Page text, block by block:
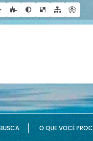
VOCÊ PROCURA?